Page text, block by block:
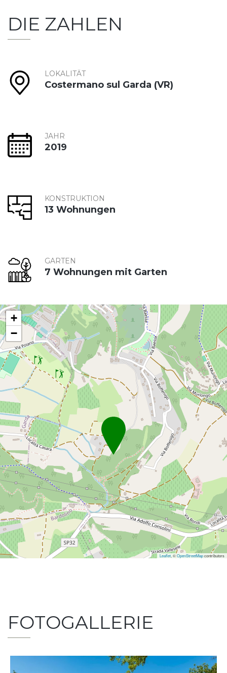
DIE ZAHLEN
LOKALITÄT
Costermano sul Garda (VR)
JAHR
2019
KONSTRUKTION
13 Wohnungen
GARTEN
7 Wohnungen mit Garten
+
−
Leaflet , ©OpenStreetMapcontributors
FOTOGALLERIE